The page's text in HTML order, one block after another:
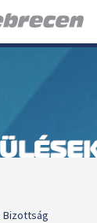
Bizottság